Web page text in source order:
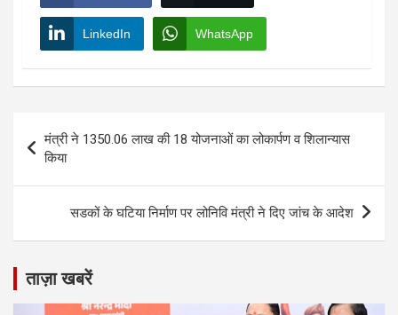
LinkedIn WhatsApp
navigation
मंत्री ने 1350.06 लाख की 18 योजनाओं का लोकार्पण व शिलान्यास
किया
सडकों के घटिया निर्माण पर लोनिवि मंत्री ने दिए जांच के आदेश
ताज़ा खबरें